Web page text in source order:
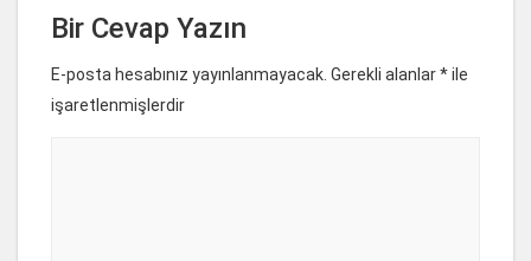
Bir Cevap Yazın
E-posta hesabınız yayınlanmayacak. Gerekli alanlar*ile
işaretlenmişlerdir